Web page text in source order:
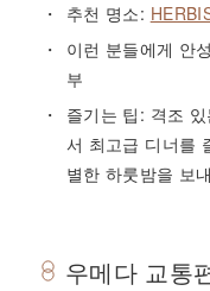
추천 명소:
이런 분들에게 안
부
즐기는 팁: 격조
서 최고급 디너를
별한 하룻밤을 보
우메다 교통